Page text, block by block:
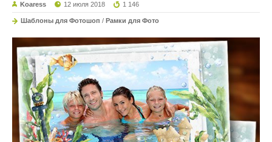
Koaress 12 июля 2018 1 146
Шаблоны для Фотошоп / Рамки для Фото